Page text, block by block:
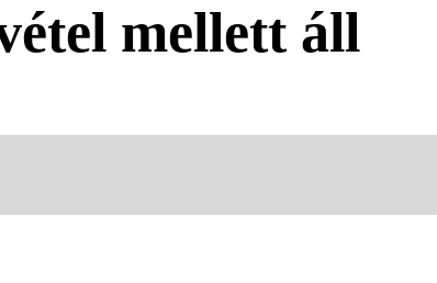
mellett áll